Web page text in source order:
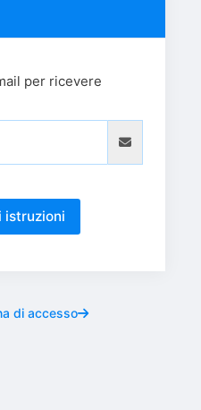
per ricevere
istruzioni
di accesso